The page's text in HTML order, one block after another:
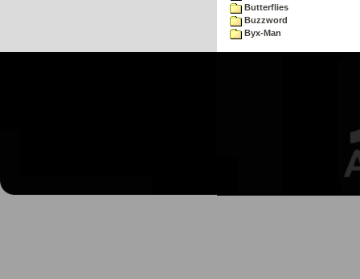
Butterflies
Buzzword
Byx-Man